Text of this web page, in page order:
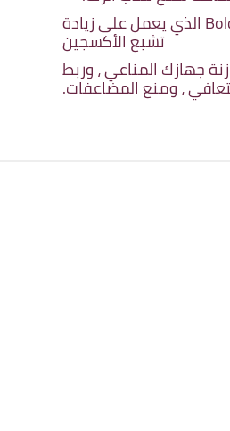
علاج الأكسجين Boldair الذي يعمل على زيادة
تشبع الأكسجين
جهازك المناعي ، وربط
، ومنع المضاعفات.